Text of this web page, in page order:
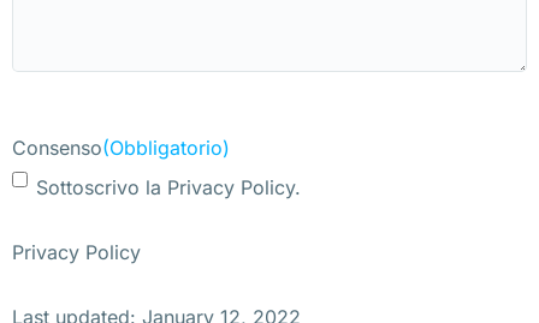
Consenso(Obbligatorio)
Sottoscrivo la Privacy Policy.
Privacy Policy
Last updated: January 12, 2022